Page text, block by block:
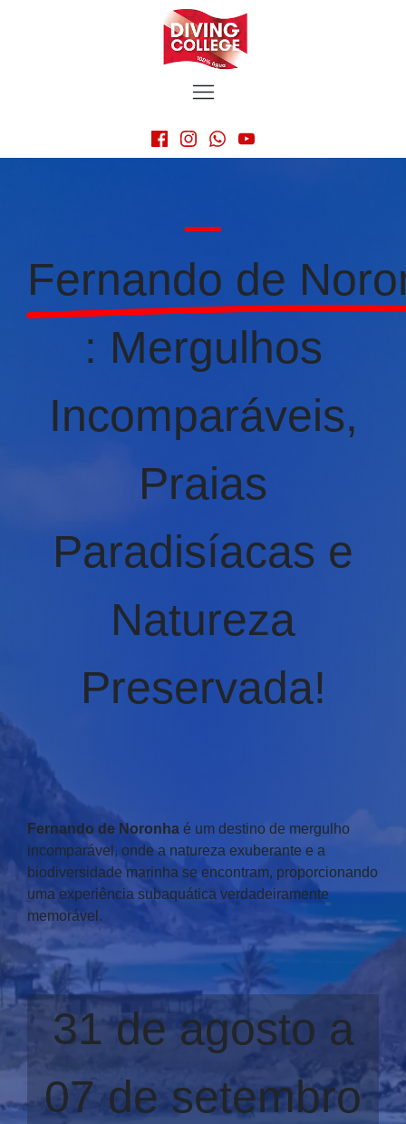
Fernando de
: Mergulhos
Incomparáveis,
Praias
Paradisíacas e
Natureza
Preservada!
Fernando de Noronha é um destino de mergulho
incomparável, onde a natureza exuberante e a
biodiversidade marinha se encontram, proporcionando
uma experiência subaquática verdadeiramente
memorável.
31 de agosto a
07 de setembro